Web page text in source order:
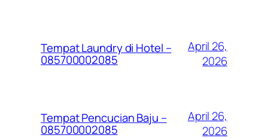
Tempat Laundry di Hotel –
085700002085
April 26,
2026
Tempat Pencucian Baju –
085700002085
April 26,
2026